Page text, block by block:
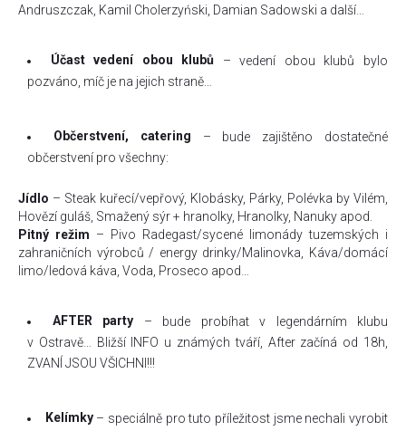
Andruszczak, Kamil Cholerzyński, Damian Sadowski a další…
Účast vedení obou klubů – vedení obou klubů bylo
pozváno, míč je na jejich straně…
Občerstvení, catering – bude zajištěno dostatečné
občerstvení pro všechny:
Jídlo – Steak kuřecí/vepřový, Klobásky, Párky, Polévka by Vilém,
Hovězí guláš, Smažený sýr + hranolky, Hranolky, Nanuky apod.
Pitný režim – Pivo Radegast/sycené limonády tuzemských i
zahraničních výrobců / energy drinky/Malinovka, Káva/domácí
limo/ledová káva, Voda, Proseco apod…
AFTER party – bude probíhat v legendárním klubu
v Ostravě… Bližší INFO u známých tváří, After začíná od 18h,
ZVANÍ JSOU VŠICHNI!!!
Kelímky– speciálně pro tuto příležitost jsme nechali vyrobit